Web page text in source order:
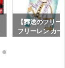
【葬送のフリ
フリーレン カ